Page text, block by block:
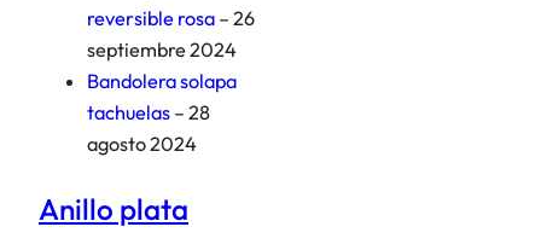
reversible rosa – 26
septiembre 2024
Bandolera solapa
tachuelas – 28
agosto 2024
Anillo plata